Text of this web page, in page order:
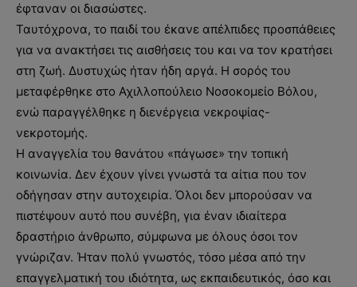
έφταναν οι διασώστες.
Ταυτόχρονα, το παιδί του έκανε απέλπιδες προσπάθειες
για να ανακτήσει τις αισθήσεις του και να τον κρατήσει
στη ζωή. Δυστυχώς ήταν ήδη αργά. Η σορός του
μεταφέρθηκε στο Αχιλλοπούλειο Νοσοκομείο Βόλου,
ενώ παραγγέλθηκε η διενέργεια νεκροψίας-
νεκροτομής.
Η αναγγελία του θανάτου «πάγωσε» την τοπική
κοινωνία. Δεν έχουν γίνει γνωστά τα αίτια που τον
οδήγησαν στην αυτοχειρία. Όλοι δεν μπορούσαν να
πιστέψουν αυτό που συνέβη, για έναν ιδιαίτερα
δραστήριο άνθρωπο, σύμφωνα με όλους όσοι τον
γνώριζαν. Ήταν πολύ γνωστός, τόσο μέσα από την
επαγγελματική του ιδιότητα, ως εκπαιδευτικός, όσο και